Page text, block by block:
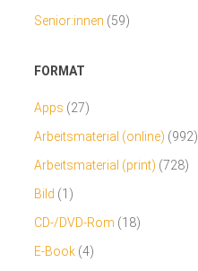
Senior:innen (59)
FORMAT
Apps (27)
Arbeitsmaterial (online) (992)
Arbeitsmaterial (print) (728)
Bild (1)
CD-/DVD-Rom (18)
E-Book (4)